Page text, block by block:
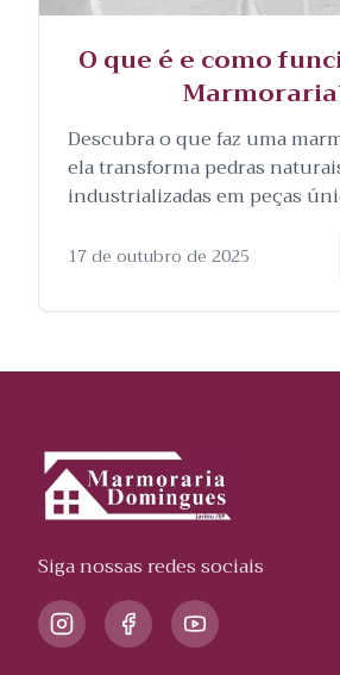
O que é e como
Descubra o que faz uma
ela transforma pedras
industrializadas em peças
processo.
17 de outubro de 2025
Siga nossas redes sociais